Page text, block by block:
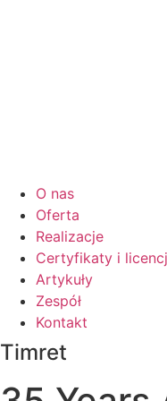
O nas
Oferta
Realizacje
Certyfikaty i
Artykuły
Zespół
Kontakt
Timret